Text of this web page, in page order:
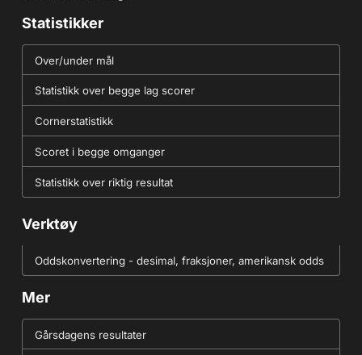
Statistikker
Over/under mål
Statistikk over begge lag scorer
Cornerstatistikk
Scoret i begge omganger
Statistikk over riktig resultat
Verktøy
Oddskonvertering - desimal, fraksjoner, amerikansk odds
Mer
Gårsdagens resultater